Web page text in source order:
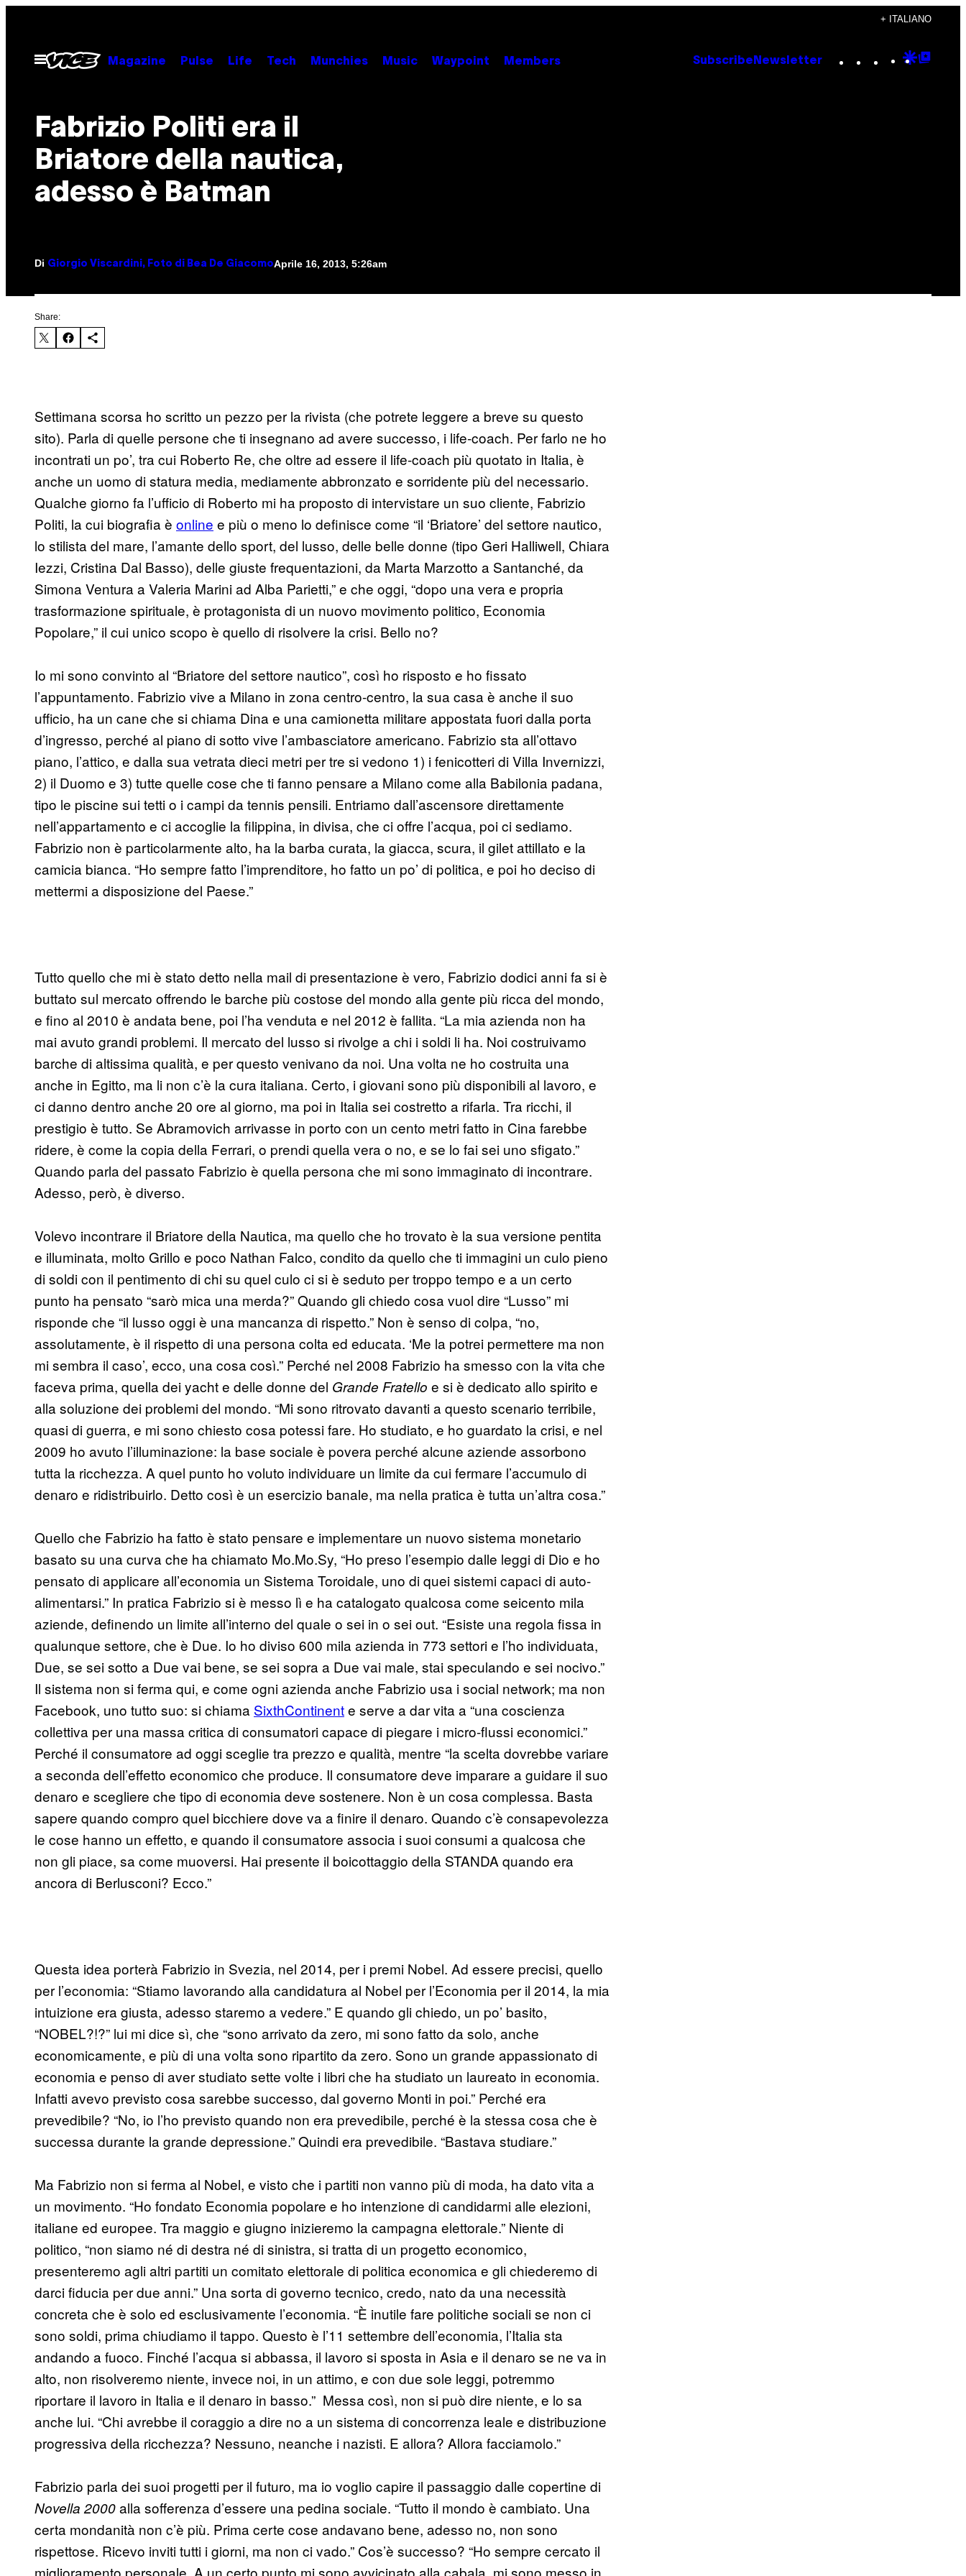
contenuto
+ ITALIANO
Apri
Magazine Pulse Life Tech Munchies Music Waypoint Members Subscribe Newsletter Instagram
TikTok
YouTube
Google
Fabrizio Politi era il
Briatore della nautica,
adesso è Batman
Di Giorgio Viscardini, Foto di Bea De GiacomoAprile 16, 2013, 5:26am
Share:
Settimana scorsa ho scritto un pezzo per la rivista (che potrete leggere a breve su questo
sito). Parla di quelle persone che ti insegnano ad avere successo, i life-coach. Per farlo ne ho
incontrati un po’, tra cui Roberto Re, che oltre ad essere il life-coach più quotato in Italia, è
anche un uomo di statura media, mediamente abbronzato e sorridente più del necessario.
Qualche giorno fa l’ufficio di Roberto mi ha proposto di intervistare un suo cliente, Fabrizio
Politi, la cui biografia è online e più o meno lo definisce come “il ‘Briatore’ del settore nautico,
lo stilista del mare, l’amante dello sport, del lusso, delle belle donne (tipo Geri Halliwell, Chiara
Iezzi, Cristina Dal Basso), delle giuste frequentazioni, da Marta Marzotto a Santanché, da
Simona Ventura a Valeria Marini ad Alba Parietti,” e che oggi, “dopo una vera e propria
trasformazione spirituale, è protagonista di un nuovo movimento politico, Economia
Popolare,” il cui unico scopo è quello di risolvere la crisi. Bello no?
Io mi sono convinto al “Briatore del settore nautico”, così ho risposto e ho fissato
l’appuntamento. Fabrizio vive a Milano in zona centro-centro, la sua casa è anche il suo
ufficio, ha un cane che si chiama Dina e una camionetta militare appostata fuori dalla porta
d’ingresso, perché al piano di sotto vive l’ambasciatore americano. Fabrizio sta all’ottavo
piano, l’attico, e dalla sua vetrata dieci metri per tre si vedono 1) i fenicotteri di Villa Invernizzi,
2) il Duomo e 3) tutte quelle cose che ti fanno pensare a Milano come alla Babilonia padana,
tipo le piscine sui tetti o i campi da tennis pensili. Entriamo dall’ascensore direttamente
nell’appartamento e ci accoglie la filippina, in divisa, che ci offre l’acqua, poi ci sediamo.
Fabrizio non è particolarmente alto, ha la barba curata, la giacca, scura, il gilet attillato e la
camicia bianca. “Ho sempre fatto l’imprenditore, ho fatto un po’ di politica, e poi ho deciso di
mettermi a disposizione del Paese.”
Tutto quello che mi è stato detto nella mail di presentazione è vero, Fabrizio dodici anni fa si è
buttato sul mercato offrendo le barche più costose del mondo alla gente più ricca del mondo,
e fino al 2010 è andata bene, poi l’ha venduta e nel 2012 è fallita. “La mia azienda non ha
mai avuto grandi problemi. Il mercato del lusso si rivolge a chi i soldi li ha. Noi costruivamo
barche di altissima qualità, e per questo venivano da noi. Una volta ne ho costruita una
anche in Egitto, ma li non c’è la cura italiana. Certo, i giovani sono più disponibili al lavoro, e
ci danno dentro anche 20 ore al giorno, ma poi in Italia sei costretto a rifarla. Tra ricchi, il
prestigio è tutto. Se Abramovich arrivasse in porto con un cento metri fatto in Cina farebbe
ridere, è come la copia della Ferrari, o prendi quella vera o no, e se lo fai sei uno sfigato.”
Quando parla del passato Fabrizio è quella persona che mi sono immaginato di incontrare.
Adesso, però, è diverso.
Volevo incontrare il Briatore della Nautica, ma quello che ho trovato è la sua versione pentita
e illuminata, molto Grillo e poco Nathan Falco, condito da quello che ti immagini un culo pieno
di soldi con il pentimento di chi su quel culo ci si è seduto per troppo tempo e a un certo
punto ha pensato “sarò mica una merda?” Quando gli chiedo cosa vuol dire “Lusso” mi
risponde che “il lusso oggi è una mancanza di rispetto.” Non è senso di colpa, “no,
assolutamente, è il rispetto di una persona colta ed educata. ‘Me la potrei permettere ma non
mi sembra il caso’, ecco, una cosa così.” Perché nel 2008 Fabrizio ha smesso con la vita che
faceva prima, quella dei yacht e delle donne del Grande Fratello e si è dedicato allo spirito e
alla soluzione dei problemi del mondo. “Mi sono ritrovato davanti a questo scenario terribile,
quasi di guerra, e mi sono chiesto cosa potessi fare. Ho studiato, e ho guardato la crisi, e nel
2009 ho avuto l’illuminazione: la base sociale è povera perché alcune aziende assorbono
tutta la ricchezza. A quel punto ho voluto individuare un limite da cui fermare l’accumulo di
denaro e ridistribuirlo. Detto così è un esercizio banale, ma nella pratica è tutta un’altra cosa.”
Quello che Fabrizio ha fatto è stato pensare e implementare un nuovo sistema monetario
basato su una curva che ha chiamato Mo.Mo.Sy, “Ho preso l’esempio dalle leggi di Dio e ho
pensato di applicare all’economia un Sistema Toroidale, uno di quei sistemi capaci di auto-
alimentarsi.” In pratica Fabrizio si è messo lì e ha catalogato qualcosa come seicento mila
aziende, definendo un limite all’interno del quale o sei in o sei out. “Esiste una regola fissa in
qualunque settore, che è Due. Io ho diviso 600 mila azienda in 773 settori e l’ho individuata,
Due, se sei sotto a Due vai bene, se sei sopra a Due vai male, stai speculando e sei nocivo.”
Il sistema non si ferma qui, e come ogni azienda anche Fabrizio usa i social network; ma non
Facebook, uno tutto suo: si chiama SixthContinente serve a dar vita a “una coscienza
collettiva per una massa critica di consumatori capace di piegare i micro-flussi economici.”
Perché il consumatore ad oggi sceglie tra prezzo e qualità, mentre “la scelta dovrebbe variare
a seconda dell’effetto economico che produce. Il consumatore deve imparare a guidare il suo
denaro e scegliere che tipo di economia deve sostenere. Non è un cosa complessa. Basta
sapere quando compro quel bicchiere dove va a finire il denaro. Quando c’è consapevolezza
le cose hanno un effetto, e quando il consumatore associa i suoi consumi a qualcosa che
non gli piace, sa come muoversi. Hai presente il boicottaggio della STANDA quando era
ancora di Berlusconi? Ecco.”
Questa idea porterà Fabrizio in Svezia, nel 2014, per i premi Nobel. Ad essere precisi, quello
per l’economia: “Stiamo lavorando alla candidatura al Nobel per l’Economia per il 2014, la mia
intuizione era giusta, adesso staremo a vedere.” E quando gli chiedo, un po’ basito,
“NOBEL?!?” lui mi dice sì, che “sono arrivato da zero, mi sono fatto da solo, anche
economicamente, e più di una volta sono ripartito da zero. Sono un grande appassionato di
economia e penso di aver studiato sette volte i libri che ha studiato un laureato in economia.
Infatti avevo previsto cosa sarebbe successo, dal governo Monti in poi.” Perché era
prevedibile? “No, io l’ho previsto quando non era prevedibile, perché è la stessa cosa che è
successa durante la grande depressione.” Quindi era prevedibile. “Bastava studiare.”
Ma Fabrizio non si ferma al Nobel, e visto che i partiti non vanno più di moda, ha dato vita a
un movimento. “Ho fondato Economia popolare e ho intenzione di candidarmi alle elezioni,
italiane ed europee. Tra maggio e giugno inizieremo la campagna elettorale.” Niente di
politico, “non siamo né di destra né di sinistra, si tratta di un progetto economico,
presenteremo agli altri partiti un comitato elettorale di politica economica e gli chiederemo di
darci fiducia per due anni.” Una sorta di governo tecnico, credo, nato da una necessità
concreta che è solo ed esclusivamente l’economia. “È inutile fare politiche sociali se non ci
sono soldi, prima chiudiamo il tappo. Questo è l’11 settembre dell’economia, l’Italia sta
andando a fuoco. Finché l’acqua si abbassa, il lavoro si sposta in Asia e il denaro se ne va in
alto, non risolveremo niente, invece noi, in un attimo, e con due sole leggi, potremmo
riportare il lavoro in Italia e il denaro in basso.” Messa così, non si può dire niente, e lo sa
anche lui. “Chi avrebbe il coraggio a dire no a un sistema di concorrenza leale e distribuzione
progressiva della ricchezza? Nessuno, neanche i nazisti. E allora? Allora facciamolo.”
Fabrizio parla dei suoi progetti per il futuro, ma io voglio capire il passaggio dalle copertine di
Novella 2000alla sofferenza d’essere una pedina sociale. “Tutto il mondo è cambiato. Una
certa mondanità non c’è più. Prima certe cose andavano bene, adesso no, non sono
rispettose. Ricevo inviti tutti i giorni, ma non ci vado.” Cos’è successo? “Ho sempre cercato il